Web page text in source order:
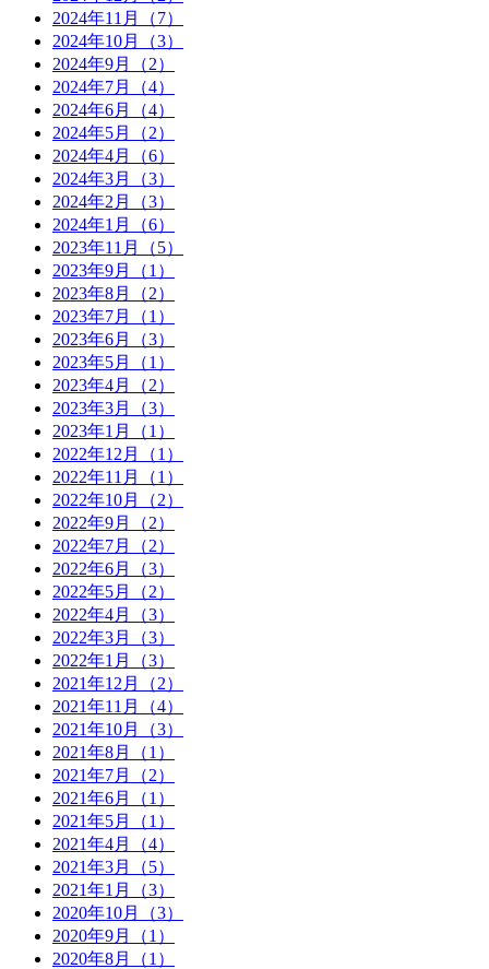
2024年11月（7）
2024年10月（3）
2024年9月（2）
2024年7月（4）
2024年6月（4）
2024年5月（2）
2024年4月（6）
2024年3月（3）
2024年2月（3）
2024年1月（6）
2023年11月（5）
2023年9月（1）
2023年8月（2）
2023年7月（1）
2023年6月（3）
2023年5月（1）
2023年4月（2）
2023年3月（3）
2023年1月（1）
2022年12月（1）
2022年11月（1）
2022年10月（2）
2022年9月（2）
2022年7月（2）
2022年6月（3）
2022年5月（2）
2022年4月（3）
2022年3月（3）
2022年1月（3）
2021年12月（2）
2021年11月（4）
2021年10月（3）
2021年8月（1）
2021年7月（2）
2021年6月（1）
2021年5月（1）
2021年4月（4）
2021年3月（5）
2021年1月（3）
2020年10月（3）
2020年9月（1）
2020年8月（1）